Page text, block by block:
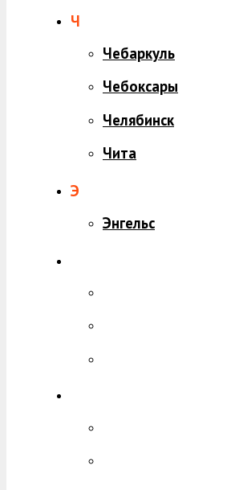
Ч
Чебаркуль
Чебоксары
Челябинск
Чита
Э
Энгельс